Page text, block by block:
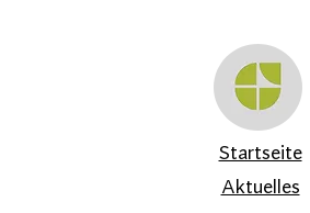
Startseite
Aktuelles